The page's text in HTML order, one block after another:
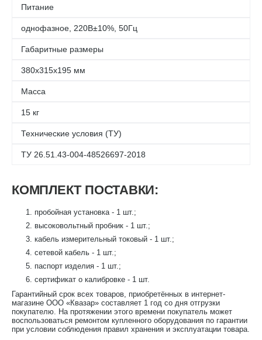
Питание
однофазное, 220В±10%, 50Гц
Габаритные размеры
380х315х195 мм
Масса
15 кг
Технические условия (ТУ)
ТУ 26.51.43-004-48526697-2018
КОМПЛЕКТ ПОСТАВКИ:
пробойная установка - 1 шт.;
высоковольтный пробник - 1 шт.;
кабель измерительный токовый - 1 шт.;
сетевой кабель - 1 шт.;
паспорт изделия - 1 шт.;
сертификат о калибровке - 1 шт.
Гарантийный срок всех товаров, приобретённых в интернет-
магазине ООО «Квазар» составляет 1 год со дня отгрузки
покупателю. На протяжении этого времени покупатель может
воспользоваться ремонтом купленного оборудования по гарантии
при условии соблюдения правил хранения и эксплуатации товара.